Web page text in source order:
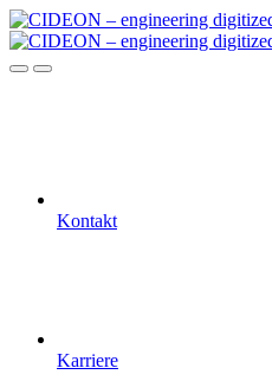
Kontakt
Karriere